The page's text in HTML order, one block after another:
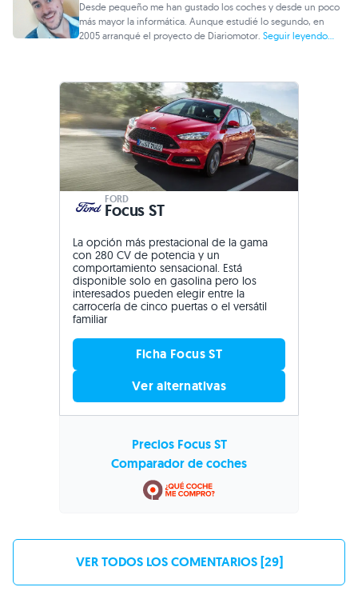
Desde pequeño me han gustado los coches y desde un poco
más mayor la informática. Aunque estudié lo segundo, en
2005 arranqué el proyecto de Diariomotor.Seguir leyendo...
FORD
Focus ST
La opción más prestacional de la gama
con 280 CV de potencia y un
comportamiento sensacional. Está
disponible solo en gasolina pero los
interesados pueden elegir entre la
carrocería de cinco puertas o el versátil
familiar
Ficha Focus ST
Ver alternativas
Precios Focus ST
Comparador de coches
VER TODOS LOS COMENTARIOS [29]